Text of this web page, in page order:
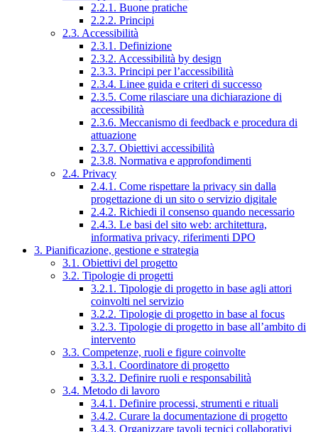
2.2.1. Buone pratiche
2.2.2. Principi
2.3. Accessibilità
2.3.1. Definizione
2.3.2. Accessibilità by design
2.3.3. Principi per l’accessibilità
2.3.4. Linee guida e criteri di successo
2.3.5. Come rilasciare una dichiarazione di
accessibilità
2.3.6. Meccanismo di feedback e procedura di
attuazione
2.3.7. Obiettivi accessibilità
2.3.8. Normativa e approfondimenti
2.4. Privacy
2.4.1. Come rispettare la privacy sin dalla
progettazione di un sito o servizio digitale
2.4.2. Richiedi il consenso quando necessario
2.4.3. Le basi del sito web: architettura,
informativa privacy, riferimenti DPO
3. Pianificazione, gestione e strategia
3.1. Obiettivi del progetto
3.2. Tipologie di progetti
3.2.1. Tipologie di progetto in base agli attori
coinvolti nel servizio
3.2.2. Tipologie di progetto in base al focus
3.2.3. Tipologie di progetto in base all’ambito di
intervento
3.3. Competenze, ruoli e figure coinvolte
3.3.1. Coordinatore di progetto
3.3.2. Definire ruoli e responsabilità
3.4. Metodo di lavoro
3.4.1. Definire processi, strumenti e rituali
3.4.2. Curare la documentazione di progetto
3.4.3. Organizzare tavoli tecnici collaborativi